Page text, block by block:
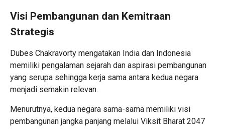
Visi Pembangunan dan Kemitraan
Strategis
Dubes Chakravorty mengatakan India dan Indonesia
memiliki pengalaman sejarah dan aspirasi pembangunan
yang serupa sehingga kerja sama antara kedua negara
menjadi semakin relevan.
Menurutnya, kedua negara sama-sama memiliki visi
pembangunan jangka panjang melalui Viksit Bharat 2047